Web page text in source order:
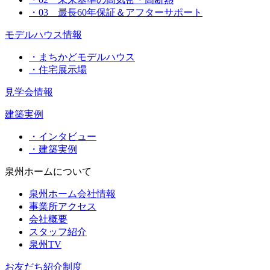
・03 最長60年保証＆アフターサポート
モデルハウス情報
・まちかどモデルハウス
・住宅展示場
見学会情報
建築実例
・インタビュー
・建築実例
泉州ホームについて
泉州ホーム会社情報
事業所アクセス
会社概要
スタッフ紹介
泉州TV
お友だち紹介制度